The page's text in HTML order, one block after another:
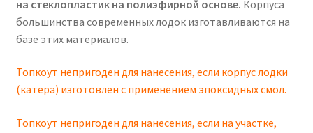
на стеклопластик на полиэфирной основе. Корпуса
большинства современных лодок изготавливаются на
базе этих материалов.
Топкоут непригоден для нанесения, если корпус лодки
(катера) изготовлен с применением эпоксидных смол.
Топкоут непригоден для нанесения, если на участке,